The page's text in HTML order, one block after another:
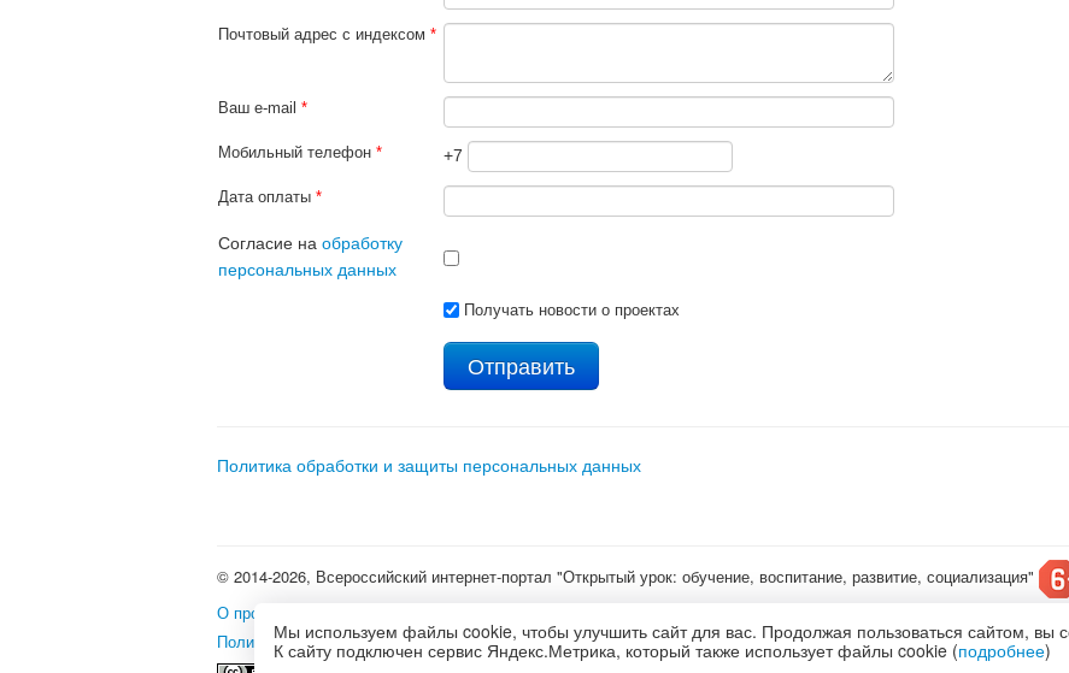
Почтовый адрес с индексом *
Ваш e-mail *
Мобильный телефон * +7
Дата оплаты *
Согласие на обработку
персональных данных
Получать новости о проектах
Политика обработки и защиты персональных данных
© 2014-2026, Всероссийский интернет-портал "Открытый урок: обучение, воспитание, развитие, социализация"
О проекте
Политика использования файлов cookie•Политика обработки и защиты персональных данных
Мы используем файлы cookie, чтобы улучшить сайт для вас. Продолжая пользоваться сайтом, вы
К сайту подключен сервис Яндекс.Метрика, который также использует файлы cookie (подробнее)